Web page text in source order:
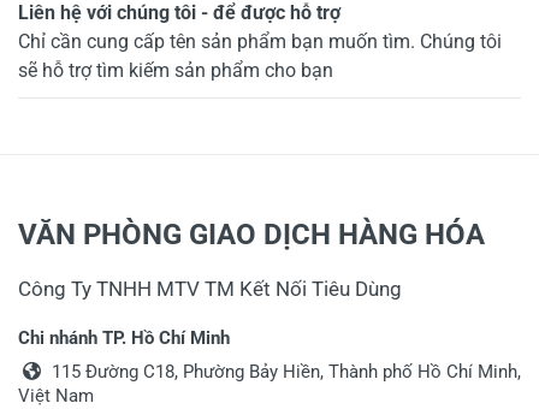
Liên hệ với chúng tôi - để được hỗ trợ
Chỉ cần cung cấp tên sản phẩm bạn muốn tìm. Chúng tôi
sẽ hỗ trợ tìm kiếm sản phẩm cho bạn
VĂN PHÒNG GIAO DỊCH HÀNG HÓA
Công Ty TNHH MTV TM Kết Nối Tiêu Dùng
Chi nhánh TP. Hồ Chí Minh
115 Đường C18, Phường Bảy Hiền, Thành phố Hồ Chí Minh,
Việt Nam